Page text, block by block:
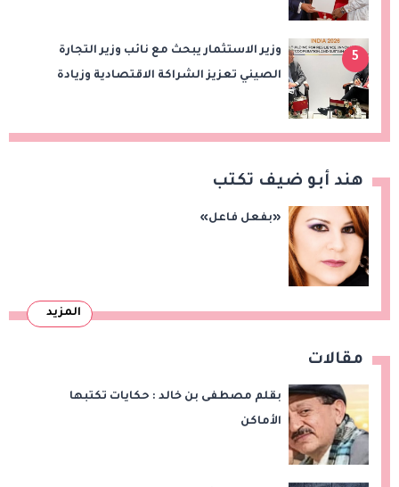
5
وزير الاستثمار يبحث مع نائب وزير التجارة
الصيني تعزيز الشراكة الاقتصادية وزيادة
هند أبو ضيف تكتب
«بفعل فاعل»
المزيد
مقالات
بقلم مصطفى بن خالد : حكايات تكتبها
الأماكن